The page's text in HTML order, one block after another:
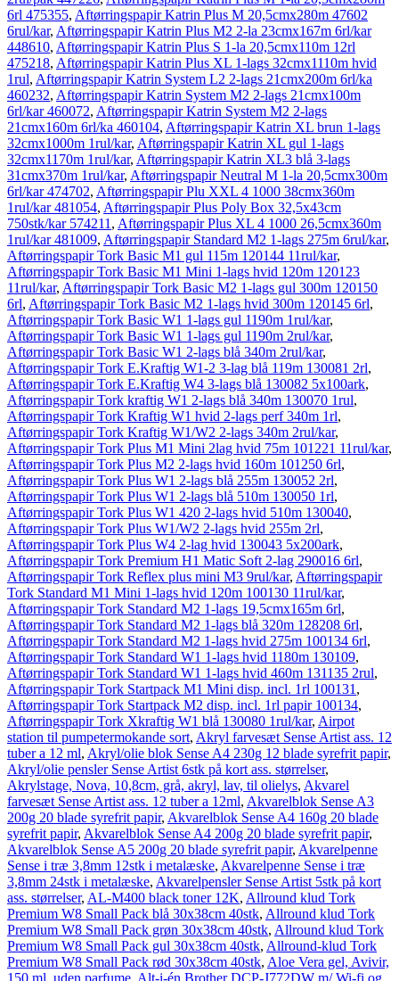
6rl 475355, Aftørringspapir Katrin Plus M 20,5cmx280m 47602
6rul/kar, Aftørringspapir Katrin Plus M2 2-la 23cmx167m 6rl/kar
448610, Aftørringspapir Katrin Plus S 1-la 20,5cmx110m 12rl
475218, Aftørringspapir Katrin Plus XL 1-lags 32cmx1110m hvid
1rul, Aftørringspapir Katrin System L2 2-lags 21cmx200m 6rl/ka
460232, Aftørringspapir Katrin System M2 2-lags 21cmx100m
6rl/kar 460072, Aftørringspapir Katrin System M2 2-lags
21cmx160m 6rl/ka 460104, Aftørringspapir Katrin XL brun 1-lags
32cmx1000m 1rul/kar, Aftørringspapir Katrin XL gul 1-lags
32cmx1170m 1rul/kar, Aftørringspapir Katrin XL3 blå 3-lags
31cmx370m 1rul/kar, Aftørringspapir Neutral M 1-la 20,5cmx300m
6rl/kar 474702, Aftørringspapir Plu XXL 4 1000 38cmx360m
1rul/kar 481054, Aftørringspapir Plus Poly Box 32,5x43cm
750stk/kar 574211 , Aftørringspapir Plus XL 4 1000 26,5cmx360m
1rul/kar 481009, Aftørringspapir Standard M2 1-lags 275m 6rul/kar,
Aftørringspapir Tork Basic M1 gul 115m 120144 11rul/kar,
Aftørringspapir Tork Basic M1 Mini 1-lags hvid 120m 120123
11rul/kar, Aftørringspapir Tork Basic M2 1-lags gul 300m 120150
6rl, Aftørringspapir Tork Basic M2 1-lags hvid 300m 120145 6rl,
Aftørringspapir Tork Basic W1 1-lags gul 1190m 1rul/kar,
Aftørringspapir Tork Basic W1 1-lags gul 1190m 2rul/kar,
Aftørringspapir Tork Basic W1 2-lags blå 340m 2rul/kar,
Aftørringspapir Tork E.Kraftig W1-2 3-lag blå 119m 130081 2rl,
Aftørringspapir Tork E.Kraftig W4 3-lags blå 130082 5x100ark,
Aftørringspapir Tork kraftig W1 2-lags blå 340m 130070 1rul,
Aftørringspapir Tork Kraftig W1 hvid 2-lags perf 340m 1rl,
Aftørringspapir Tork Kraftig W1/W2 2-lags 340m 2rul/kar,
Aftørringspapir Tork Plus M1 Mini 2lag hvid 75m 101221 11rul/kar,
Aftørringspapir Tork Plus M2 2-lags hvid 160m 101250 6rl,
Aftørringspapir Tork Plus W1 2-lags blå 255m 130052 2rl,
Aftørringspapir Tork Plus W1 2-lags blå 510m 130050 1rl,
Aftørringspapir Tork Plus W1 420 2-lags hvid 510m 130040,
Aftørringspapir Tork Plus W1/W2 2-lags hvid 255m 2rl,
Aftørringspapir Tork Plus W4 2-lag hvid 130043 5x200ark,
Aftørringspapir Tork Premium H1 Matic Soft 2-lag 290016 6rl,
Aftørringspapir Tork Reflex plus mini M3 9rul/kar, Aftørringspapir
Tork Standard M1 Mini 1-lags hvid 120m 100130 11rul/kar,
Aftørringspapir Tork Standard M2 1-lags 19,5cmx165m 6rl,
Aftørringspapir Tork Standard M2 1-lags blå 320m 128208 6rl,
Aftørringspapir Tork Standard M2 1-lags hvid 275m 100134 6rl,
Aftørringspapir Tork Standard W1 1-lags hvid 1180m 130109,
Aftørringspapir Tork Standard W1 1-lags hvid 460m 131135 2rul,
Aftørringspapir Tork Startpack M1 Mini disp. incl. 1rl 100131 ,
Aftørringspapir Tork Startpack M2 disp. incl. 1rl papir 100134,
Aftørringspapir Tork Xkraftig W1 blå 130080 1rul/kar, Airpot
station til pumpetermokande sort, Akryl farvesæt Sense Artist ass. 12
tuber a 12 ml, Akryl/olie blok Sense A4 230g 12 blade syrefrit papir,
Akryl/olie pensler Sense Artist 6stk på kort ass. størrelser,
Akrylstage, Nova, 10,8cm, grå, akryl, lav, til olielys, Akvarel
farvesæt Sense Artist ass. 12 tuber a 12ml, Akvarelblok Sense A3
200g 20 blade syrefrit papir, Akvarelblok Sense A4 160g 20 blade
syrefrit papir, Akvarelblok Sense A4 200g 20 blade syrefrit papir,
Akvarelblok Sense A5 200g 20 blade syrefrit papir, Akvarelpenne
Sense i træ 3,8mm 12stk i metalæske, Akvarelpenne Sense i træ
3,8mm 24stk i metalæske, Akvarelpensler Sense Artist 5stk på kort
ass. størrelser, AL-M400 black toner 12K, Allround klud Tork
Premium W8 Small Pack blå 30x38cm 40stk, Allround klud Tork
Premium W8 Small Pack grøn 30x38cm 40stk, Allround klud Tork
Premium W8 Small Pack gul 30x38cm 40stk, Allround-klud Tork
Premium W8 Small Pack rød 30x38cm 40stk, Aloe Vera gel, Avivir,
150 ml, uden parfume Alt-i-én Brother DCP-J772DW m/ Wi-fi og